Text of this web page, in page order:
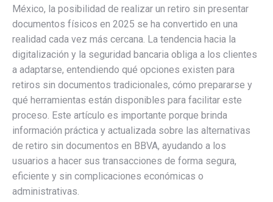
México, la posibilidad de realizar un retiro sin presentar
documentos físicos en 2025 se ha convertido en una
realidad cada vez más cercana. La tendencia hacia la
digitalización y la seguridad bancaria obliga a los clientes
a adaptarse, entendiendo qué opciones existen para
retiros sin documentos tradicionales, cómo prepararse y
qué herramientas están disponibles para facilitar este
proceso. Este artículo es importante porque brinda
información práctica y actualizada sobre las alternativas
de retiro sin documentos en BBVA, ayudando a los
usuarios a hacer sus transacciones de forma segura,
eficiente y sin complicaciones económicas o
administrativas.